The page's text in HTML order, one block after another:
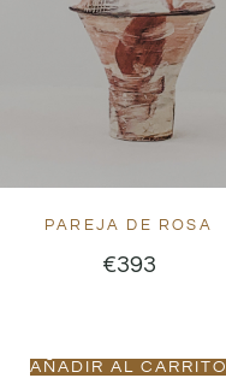
PAREJA DE ROSA
€393
AÑADIR AL CARRITO